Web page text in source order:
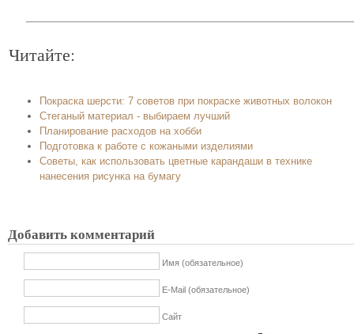
Читайте:
Покраска шерсти: 7 советов при покраске животных волокон
Стеганый материал - выбираем лучший
Планирование расходов на хобби
Подготовка к работе с кожаными изделиями
Советы, как использовать цветные карандаши в технике
нанесения рисунка на бумагу
Добавить комментарий
Имя (обязательное)
E-Mail (обязательное)
Сайт